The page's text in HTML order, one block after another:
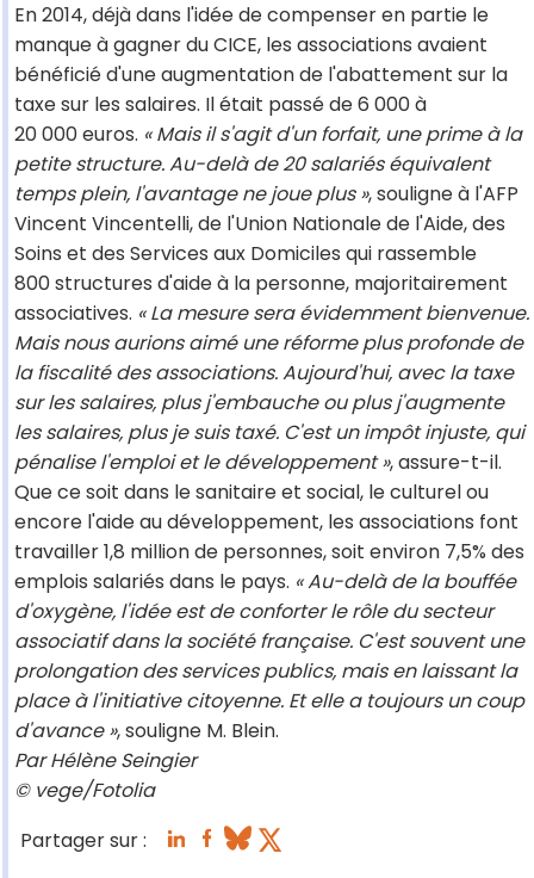
En 2014, déjà dans l'idée de compenser en partie le
manque à gagner du CICE, les associations avaient
bénéficié d'une augmentation de l'abattement sur la
taxe sur les salaires. Il était passé de 6 000 à
20 000 euros. « Mais il s'agit d'un forfait, une prime à la
petite structure. Au-delà de 20 salariés équivalent
temps plein, l'avantage ne joue plus », souligne à l'AFP
Vincent Vincentelli, de l'Union Nationale de l'Aide, des
Soins et des Services aux Domiciles qui rassemble
800 structures d'aide à la personne, majoritairement
associatives. « La mesure sera évidemment bienvenue.
Mais nous aurions aimé une réforme plus profonde de
la fiscalité des associations. Aujourd'hui, avec la taxe
sur les salaires, plus j'embauche ou plus j'augmente
les salaires, plus je suis taxé. C'est un impôt injuste, qui
pénalise l'emploi et le développement », assure-t-il.
Que ce soit dans le sanitaire et social, le culturel ou
encore l'aide au développement, les associations font
travailler 1,8 million de personnes, soit environ 7,5% des
emplois salariés dans le pays. « Au-delà de la bouffée
d'oxygène, l'idée est de conforter le rôle du secteur
associatif dans la société française. C'est souvent une
prolongation des services publics, mais en laissant la
place à l'initiative citoyenne. Et elle a toujours un coup
d'avance », souligne M. Blein.
Par Hélène Seingier
© vege/Fotolia
Partager sur :